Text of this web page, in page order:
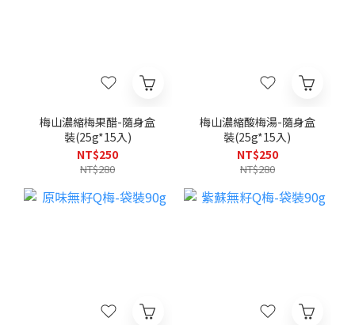
梅山濃縮梅果醋-隨身盒
裝(25g*15入)
NT$250
NT$280
梅山濃縮酸梅湯-隨身盒
裝(25g*15入)
NT$250
NT$280